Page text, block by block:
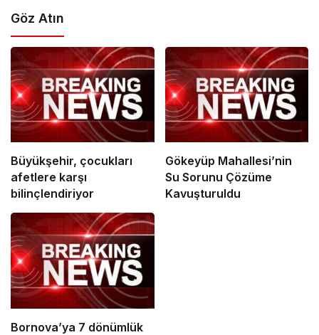
Göz Atın
Büyükşehir, çocukları
afetlere karşı
bilinçlendiriyor
Gökeyüp Mahallesi’nin
Su Sorunu Çözüme
Kavuşturuldu
Bornova’ya 7 dönümlük